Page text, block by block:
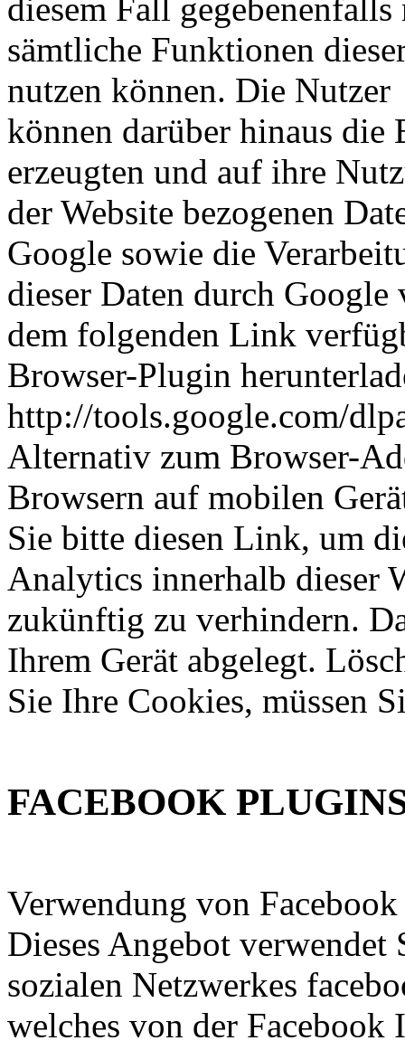
diesem Fall
sämtliche Funktionen
nutzen können. Die Nutzer
können darüber hinaus die
erzeugten und auf ihre
der Website bezogenen
Google sowie die
dieser Daten durch
dem folgenden Link
Browser-Plugin
http://tools.google.com/
Alternativ zum Browser-
Browsern auf mobilen
Sie bitte diesen Link, um
Analytics innerhalb dieser
zukünftig zu verhindern.
Ihrem Gerät abgelegt.
Sie Ihre Cookies, müssen
FACEBOOK
Verwendung von
Dieses Angebot
sozialen Netzwerkes
welches von der